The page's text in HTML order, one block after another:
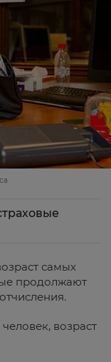
самых
продолжают
возраст